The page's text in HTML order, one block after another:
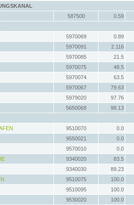
587500
0.59
5970069
0.89
5970091
2.116
5970085
21.5
5970075
48.5
5970074
63.5
5970067
79.63
5979020
97.76
5650068
98.13
9510070
0.0
9550021
0.0
9570010
0.0
9340020
83.5
9340030
89.23
9510075
100.0
9510095
100.0
9530020 100.0